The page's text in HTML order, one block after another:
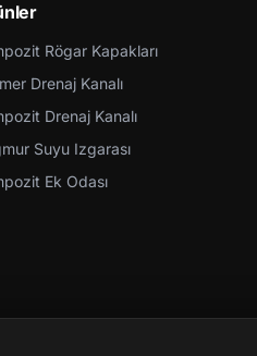
Rögar Kapakları
Drenaj Kanalı
Drenaj Kanalı
Suyu Izgarası
Ek Odası